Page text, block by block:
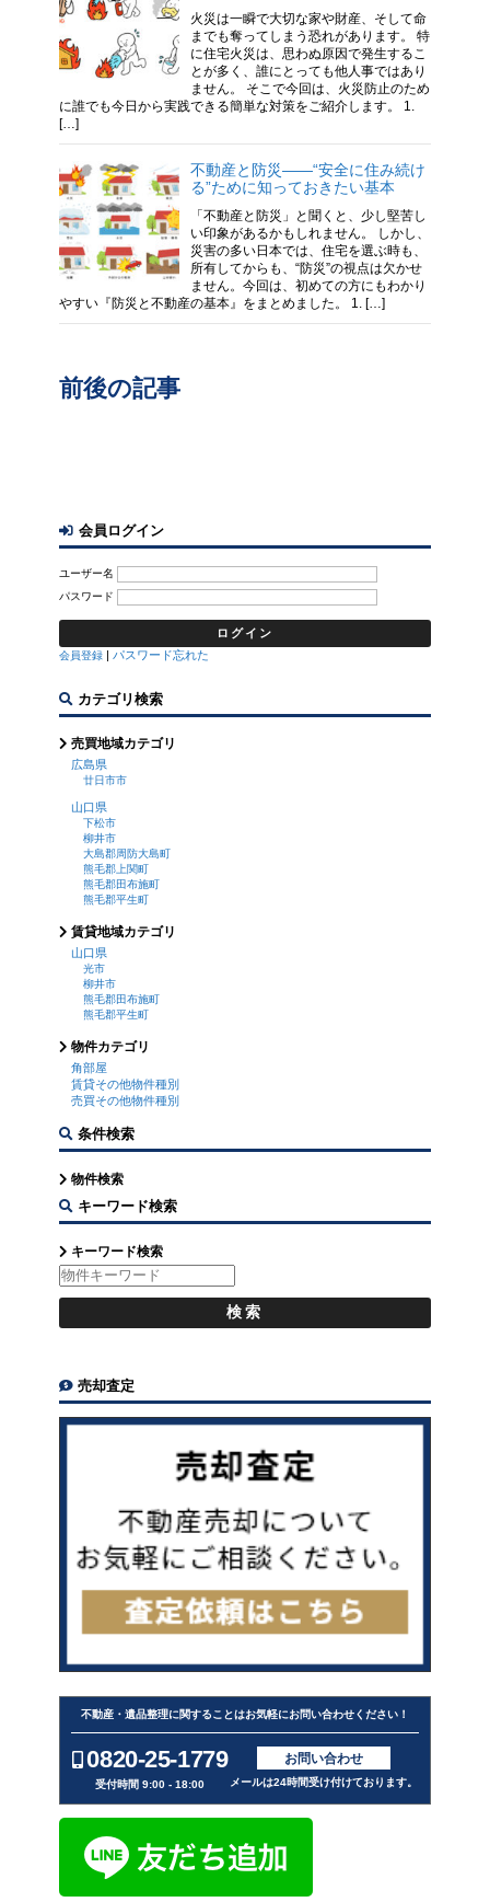
火災は一瞬で大切な家や財産、そして命
までも奪ってしまう恐れがあります。 特
に住宅火災は、思わぬ原因で発生するこ
とが多く、誰にとっても他人事ではあり
ません。 そこで今回は、火災防止のため
に誰でも今日から実践できる簡単な対策をご紹介します。 1.
[…]
不動産と防災——“安全に住み続け
る”ために知っておきたい基本
「不動産と防災」と聞くと、少し堅苦し
い印象があるかもしれません。 しかし、
災害の多い日本では、住宅を選ぶ時も、
所有してからも、“防災”の視点は欠かせ
ません。今回は、初めての方にもわかり
やすい『防災と不動産の基本』をまとめました。 1. […]
前後の記事
会員ログイン
ユーザー名
パスワード
会員登録 | パスワード忘れた
カテゴリ検索
売買地域カテゴリ
広島県
廿日市市
山口県
下松市
柳井市
大島郡周防大島町
熊毛郡上関町
熊毛郡田布施町
熊毛郡平生町
賃貸地域カテゴリ
山口県
光市
柳井市
熊毛郡田布施町
熊毛郡平生町
物件カテゴリ
角部屋
賃貸その他物件種別
売買その他物件種別
条件検索
物件検索
キーワード検索
キーワード検索
売却査定
不動産・遺品整理に関することはお気軽にお問い合わせください！
0820-25-1779
受付時間 9:00 - 18:00
お問い合わせ
メールは24時間受け付けております。